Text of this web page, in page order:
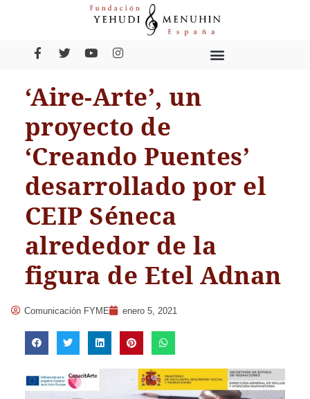
‘Aire-Arte’, un
proyecto de
‘Creando Puentes’
desarrollado por el
CEIP Séneca
alrededor de la
figura de Etel Adnan
Comunicación FYME enero 5, 2021